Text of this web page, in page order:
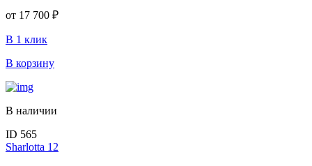
от 17 700 ₽
В 1 клик
В корзину
В наличии
ID 565
Sharlotta 12